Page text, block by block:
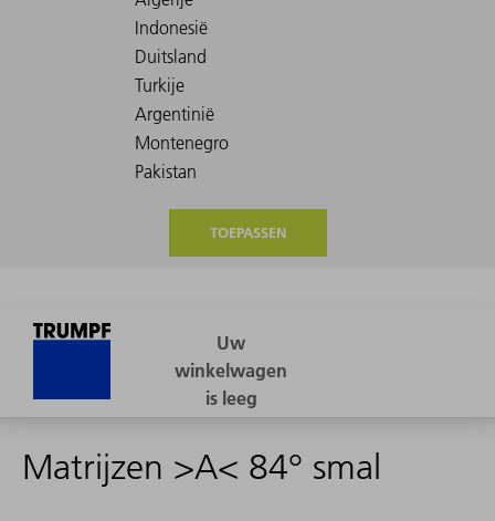
TOEPASSEN
Matrijzen >A< 84° smal